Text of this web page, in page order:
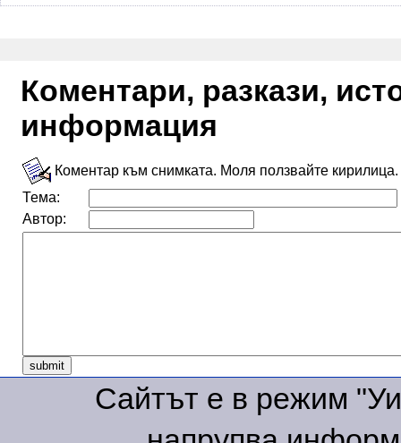
Коментари, разкази,
информация
Коментар към снимката. Моля ползвайте кирилица.
Тема:
Автор:
Сайтът е в режим